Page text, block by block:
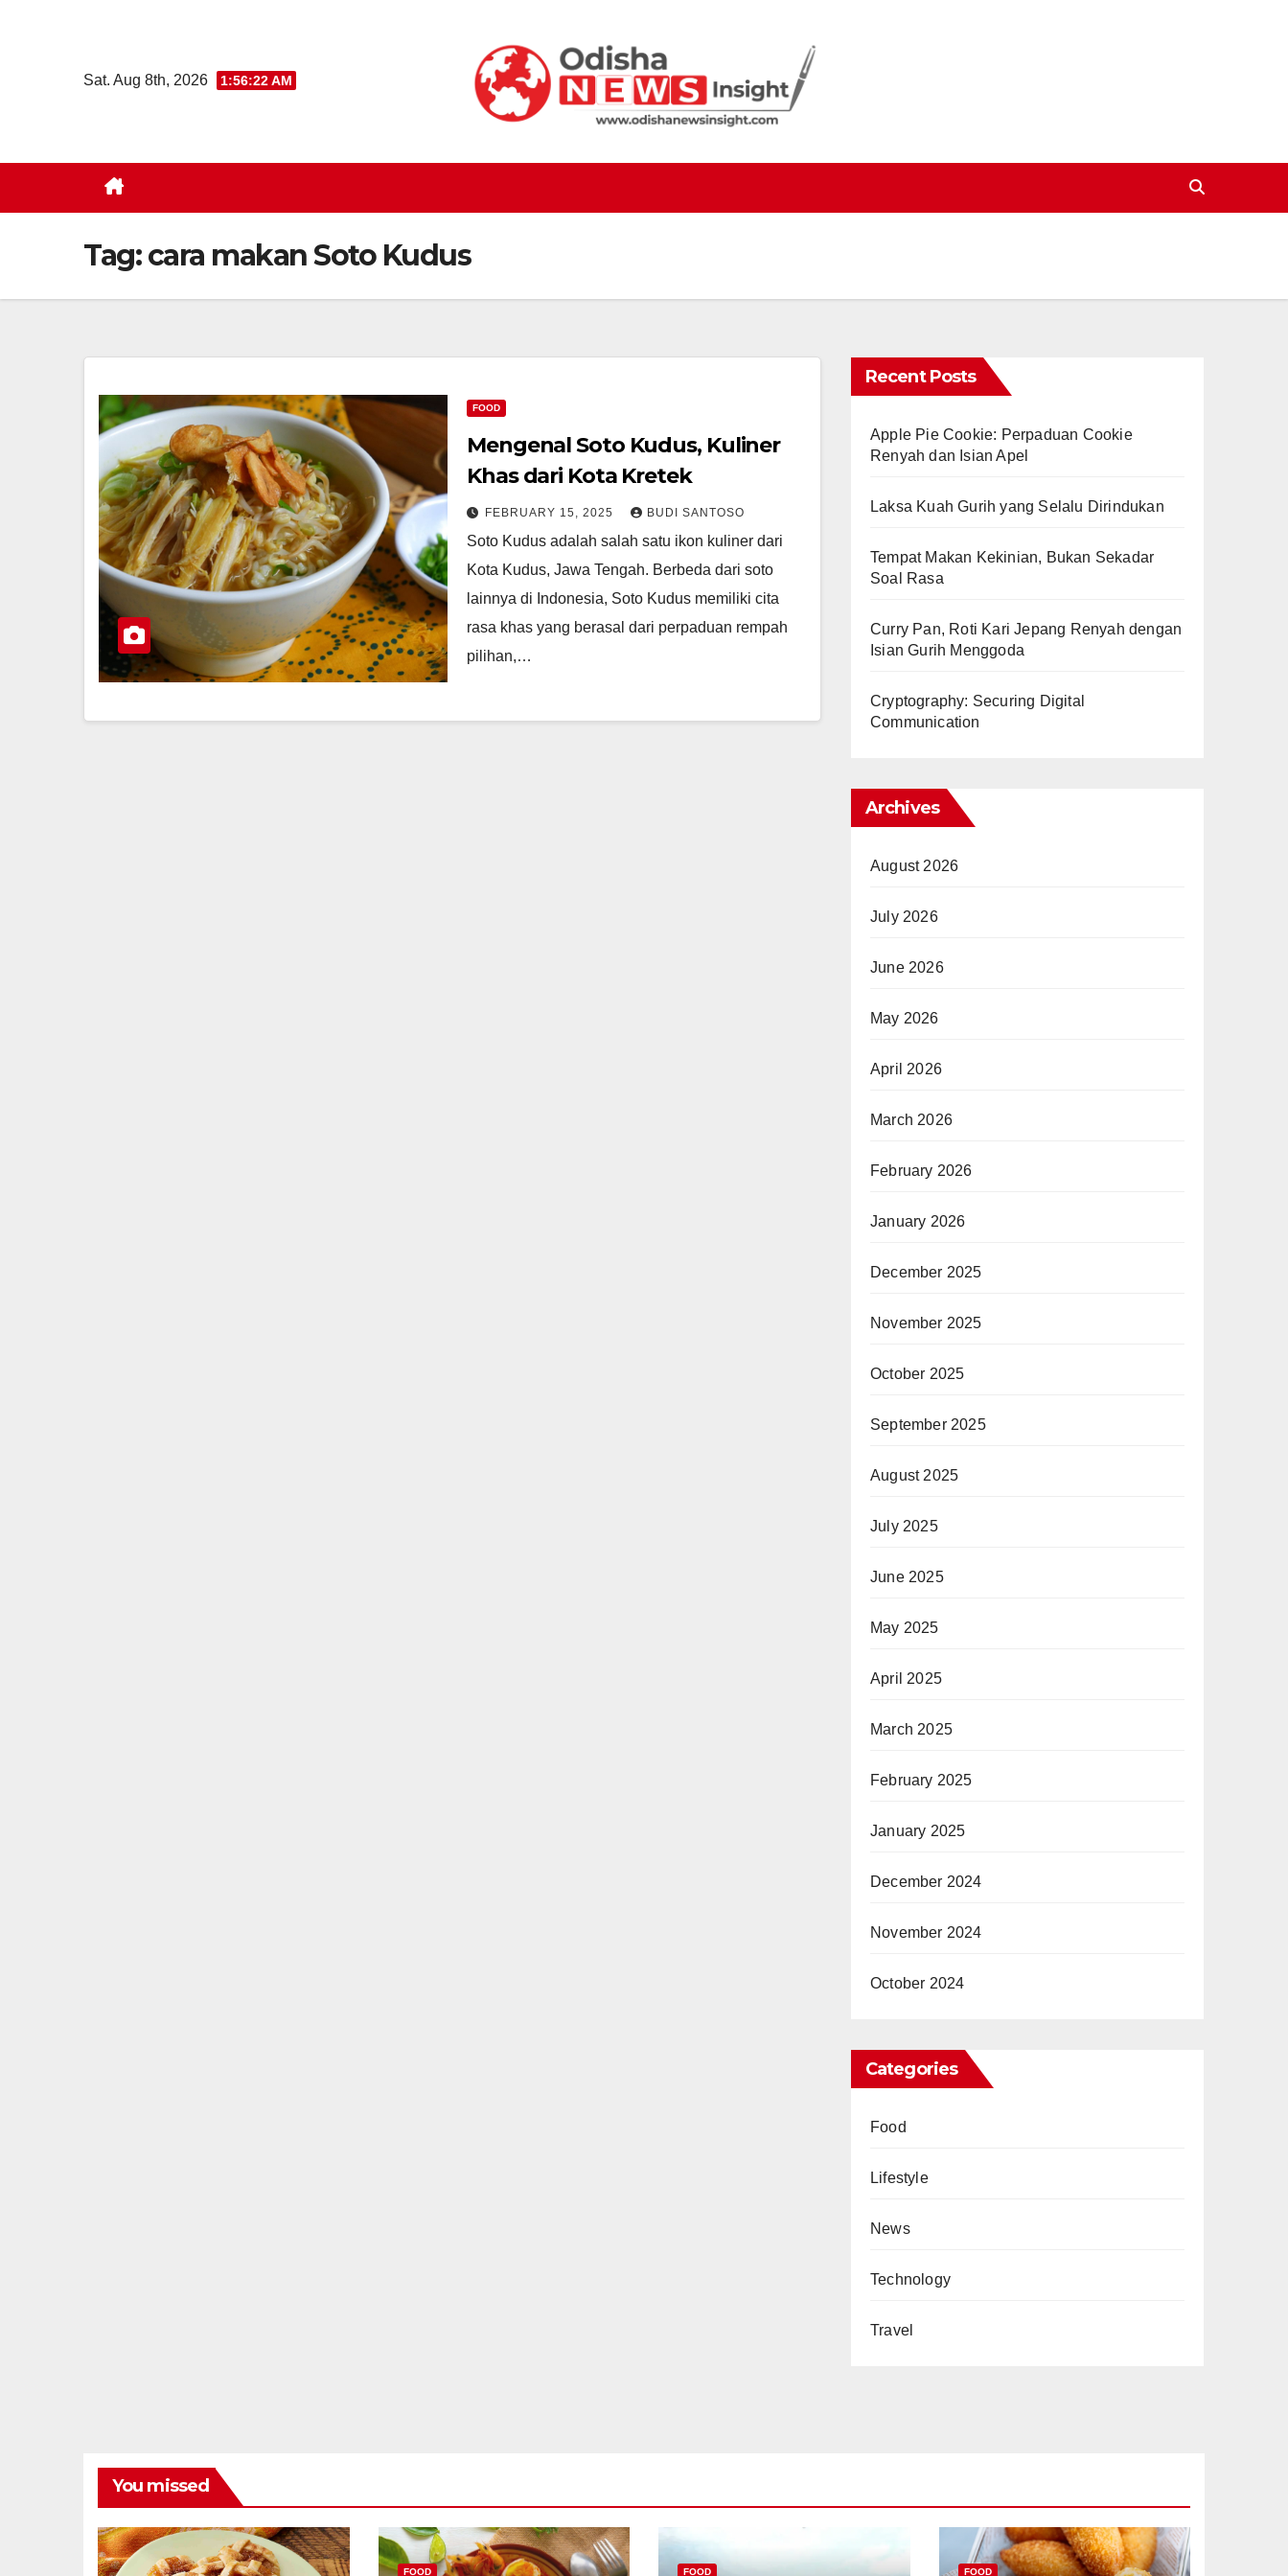
Sat. Aug 8th, 2026 1:56:22 AM
Tag:cara makan Soto Kudus
FOOD
Mengenal Soto Kudus, Kuliner
Khas dari Kota Kretek
FEBRUARY 15, 2025 BUDI SANTOSO
Soto Kudus adalah salah satu ikon kuliner dari
Kota Kudus, Jawa Tengah. Berbeda dari soto
lainnya di Indonesia, Soto Kudus memiliki cita
rasa khas yang berasal dari perpaduan rempah
pilihan,…
Recent Posts
Apple Pie Cookie: Perpaduan Cookie
Renyah dan Isian Apel
Laksa Kuah Gurih yang Selalu Dirindukan
Tempat Makan Kekinian, Bukan Sekadar
Soal Rasa
Curry Pan, Roti Kari Jepang Renyah dengan
Isian Gurih Menggoda
Cryptography: Securing Digital
Communication
Archives
August 2026
July 2026
June 2026
May 2026
April 2026
March 2026
February 2026
January 2026
December 2025
November 2025
October 2025
September 2025
August 2025
July 2025
June 2025
May 2025
April 2025
March 2025
February 2025
January 2025
December 2024
November 2024
October 2024
Categories
Food
Lifestyle
News
Technology
Travel
You missed
FOOD FOOD FOOD